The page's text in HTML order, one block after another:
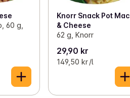
60 g,
Knorr Snack Pot Mac
& Cheese
62 g, Knorr
29,90 kr
149,50 kr /l